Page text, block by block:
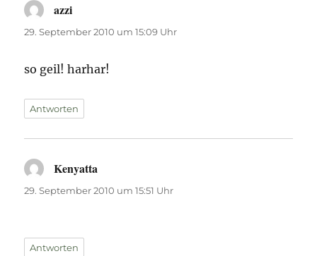
azzi
29. September 2010 um 15:09 Uhr
so geil! harhar!
Antworten
Kenyatta
29. September 2010 um 15:51 Uhr
Antworten